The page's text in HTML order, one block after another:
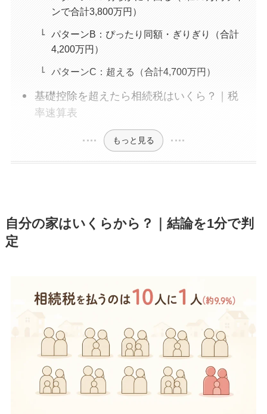
ンで合計3,800万円）
パターンB：ぴったり同額・ぎりぎり（合計
4,200万円）
パターンC：超える（合計4,700万円）
基礎控除を超えたら相続税はいくら？｜税
率速算表
もっと見る
自分の家はいくらから？｜結論を1分で判
定